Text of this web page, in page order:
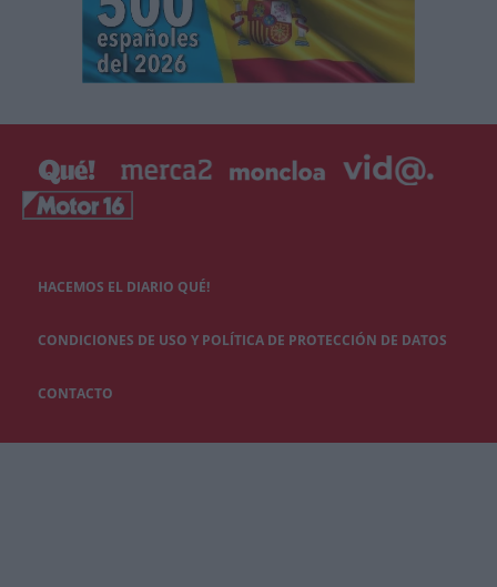
HACEMOS EL DIARIO QUÉ!
CONDICIONES DE USO Y POLÍTICA DE PROTECCIÓN DE DATOS
CONTACTO